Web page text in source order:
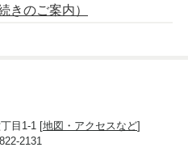
きのご案内）
目1-1 [地図・アクセスなど]
2131